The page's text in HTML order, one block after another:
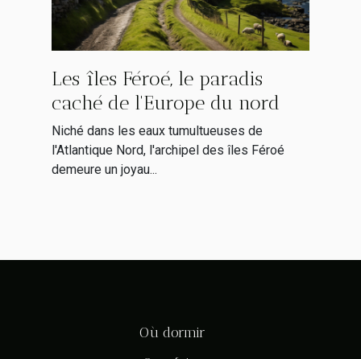
Les îles Féroé, le paradis
caché de l'Europe du nord
Niché dans les eaux tumultueuses de
l'Atlantique Nord, l'archipel des îles Féroé
demeure un joyau...
Où dormir